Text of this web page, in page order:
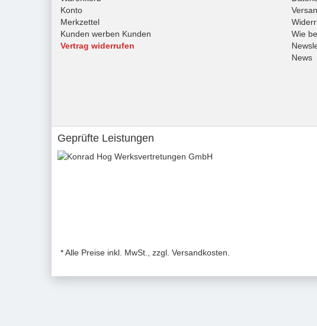
Konto
Merkzettel
Kunden werben Kunden
Vertrag widerrufen
Wie
News
Geprüfte Leistungen
* Alle Preise inkl. MwSt., zzgl. Versandkosten.